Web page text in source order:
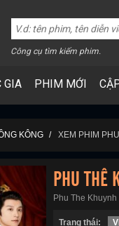
Công cụ tìm kiếm phim.
GIA PHIM MỚI
KÔNG XEM PHIM
PHU THÊ
Phu The
Trạng thái: